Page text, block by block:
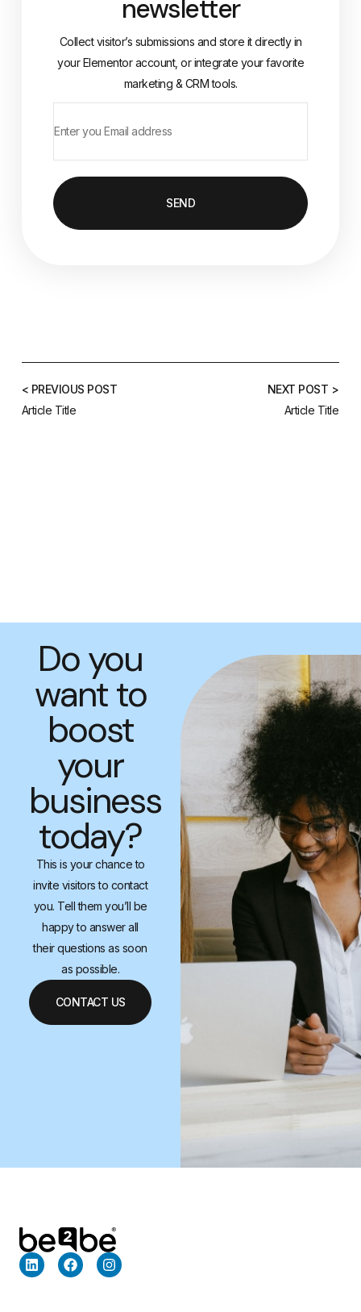
newsletter
Collect visitor’s submissions and store it directly in
your Elementor account, or integrate your favorite
marketing & CRM tools.
SEND
< PREVIOUS POST
Article Title
NEXT POST >
Article Title
Do you
want to
boost
your
business
today?
This is your chance to
invite visitors to contact
you. Tell them you’ll be
happy to answer all
their questions as soon
as possible.
CONTACT US